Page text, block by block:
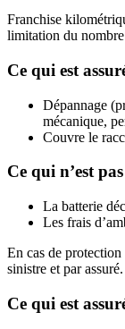
Franchise
limitation du
Ce qui est
Dépannage
mécanique,
Couvre le
Ce qui n’est
La batterie
Les frais
En cas de
sinistre et par
Ce qui est